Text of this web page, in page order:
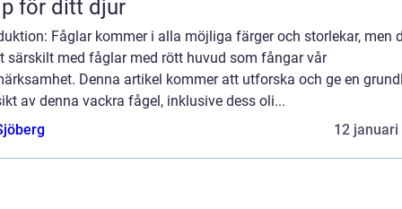
för ditt djur
Fåglar kommer i alla möjliga färger och storlekar, men
särskilt med fåglar med rött huvud som fångar vår
Denna artikel kommer att utforska och ge en
av denna vackra fågel, inklusive dess oli...
12 januari